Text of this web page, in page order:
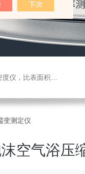
，炭块二氧化碳反应测定仪
变测定仪
空气浴压